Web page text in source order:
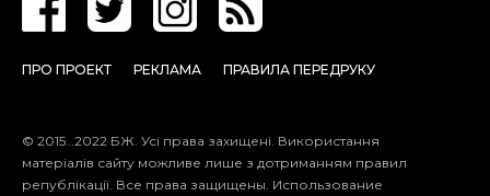
ПРО ПРОЕКТ РЕКЛАМА ПРАВИЛА ПЕРЕДРУКУ
© 2015…2022 БЖ. Усі права захищені. Використання
матеріалів сайту можливе лише з дотриманням правил
републікації. Все права защищены. Использование